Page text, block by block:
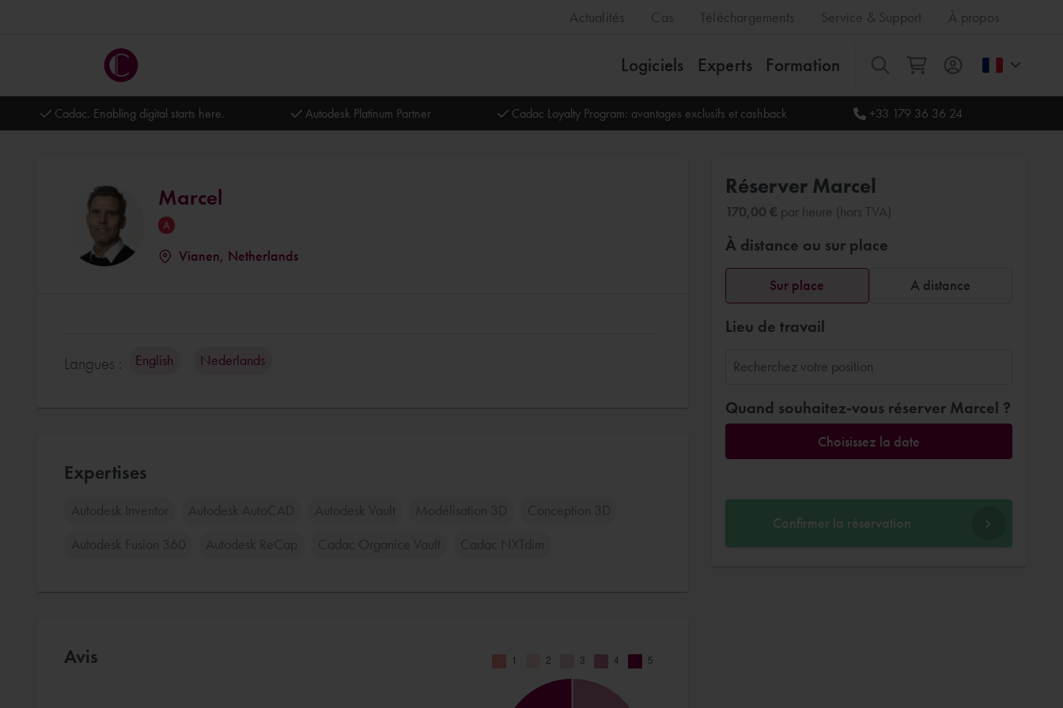
Actualités Cas Téléchargements Service & Support À propos
Logiciels Experts Formation Tout
Cadac. Enabling digital starts here. Autodesk Platinum Partner Cadac Loyalty Program: avantages exclusifs et cashback +33 179 36 36 24
Marcel
Vianen, Netherlands
Langues : English Nederlands
Expertises
Autodesk Inventor Autodesk AutoCAD Autodesk Vault Modélisation 3D Conception 3D
Autodesk Fusion 360 Autodesk ReCap Cadac Organice Vault Cadac NXTdim
Avis
Réserver Marcel
170,00 € par heure (hors TVA)
À distance ou sur place
Sur place A distance
Lieu de travail
Quand souhaitez-vous réserver Marcel ?
Choisissez la date
Confirmer la réservation